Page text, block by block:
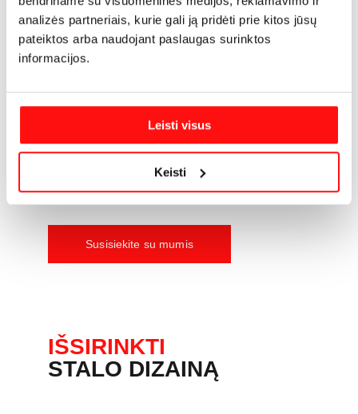
analizės partneriais, kurie gali ją pridėti prie kitos jūsų
pateiktos arba naudojant paslaugas surinktos
informacijos.
Leisti visus
Keisti
Individualiai pritaikomus baldus gaminame
jau daugiau nei 30 metų. Susitikime pokalbiui
mūsų salonuose Vilniuje arba Kaune.
Išspręsime visus klausimus, patarsime dėl
Pažadame, užsisakius stalą ar komplektą,
vietoje daugybės klausimų liks tik ramybė.
Susisiekite su mumis
IŠSIRINKTI
STALO DIZAINĄ